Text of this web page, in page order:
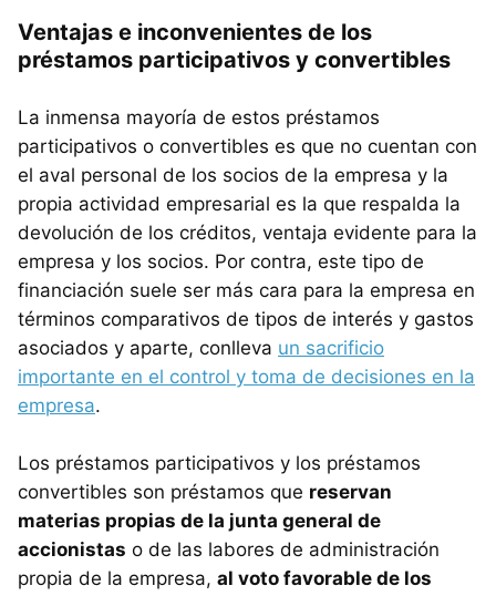
Ventajas e inconvenientes de los
préstamos participativos y convertibles
La inmensa mayoría de estos préstamos
participativos o convertibles es que no cuentan con
el aval personal de los socios de la empresa y la
propia actividad empresarial es la que respalda la
devolución de los créditos, ventaja evidente para la
empresa y los socios. Por contra, este tipo de
financiación suele ser más cara para la empresa en
términos comparativos de tipos de interés y gastos
asociados y aparte, conlleva un sacrificio
importante en el control y toma de decisiones en la
empresa.
Los préstamos participativos y los préstamos
convertibles son préstamos que reservan
materias propias de la junta general de
accionistas o de las labores de administración
propia de la empresa, al voto favorable de los